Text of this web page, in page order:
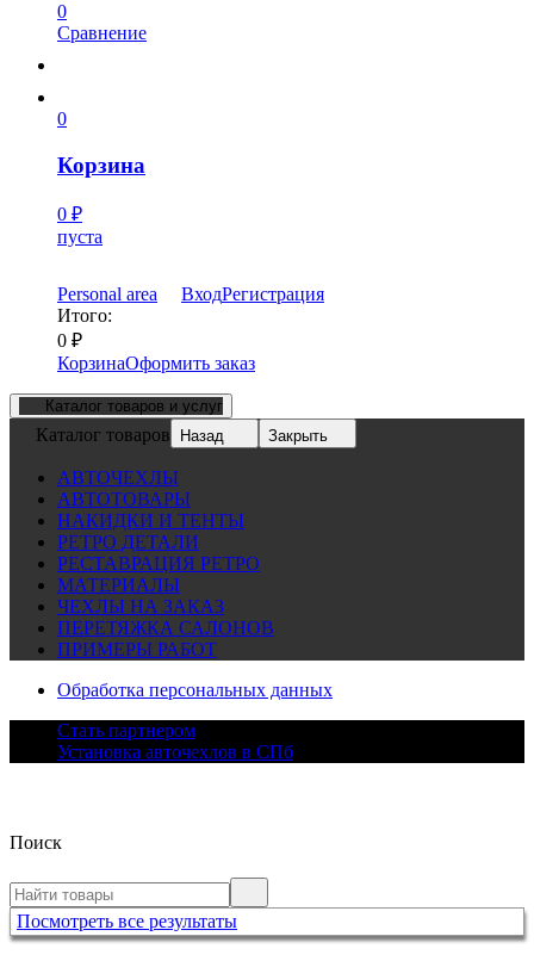
0
Сравнение
0
Корзина
0 ₽
пуста
Personal area ВходРегистрация
Итого:
0 ₽
КорзинаОформить заказ
Каталог товаров и услуг
Каталог товаров Назад Закрыть
АВТОЧЕХЛЫ
АВТОТОВАРЫ
НАКИДКИ И ТЕНТЫ
РЕТРО ДЕТАЛИ
РЕСТАВРАЦИЯ РЕТРО
МАТЕРИАЛЫ
ЧЕХЛЫ НА ЗАКАЗ
ПЕРЕТЯЖКА САЛОНОВ
ПРИМЕРЫ РАБОТ
Обработка персональных данных
Стать партнером
Установка авточехлов в СПб
Поиск
Посмотреть все результаты